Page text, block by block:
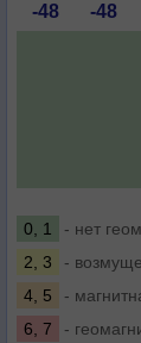
-48 -48
0, 1
- нет
2, 3
-
4, 5
-
6, 7
-